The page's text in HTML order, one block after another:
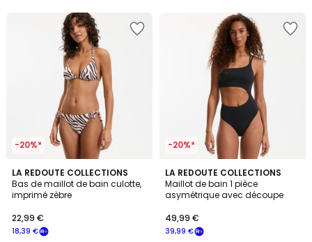
-20%*
LA REDOUTE COLLECTIONS
Bas de maillot de bain culotte,
imprimé zèbre
18,39 €
22,99 €
3
/
5
-20%*
LA REDOUTE COLLECTIONS
Maillot de bain 1 pièce
asymétrique avec découpe
39,99 €
49,99 €